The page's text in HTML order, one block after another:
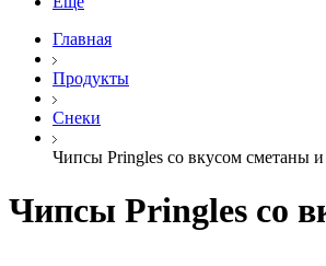
Главная
Продукты
Снеки
Чипсы Pringles со вкусом сметаны и
Чипсы Pringles со